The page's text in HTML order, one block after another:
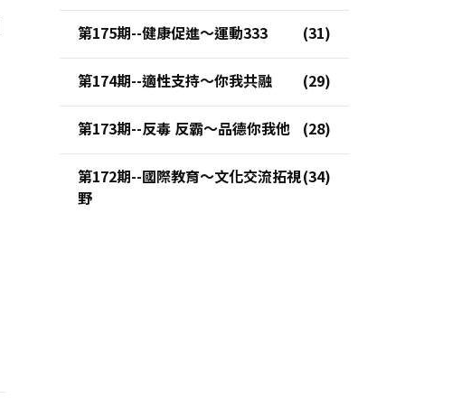
第175期--健康促進～運動333
第174期--適性支持～你我共融
第173期--反毒 反霸～品德你我他
第172期--國際教育～文化交流拓視
野